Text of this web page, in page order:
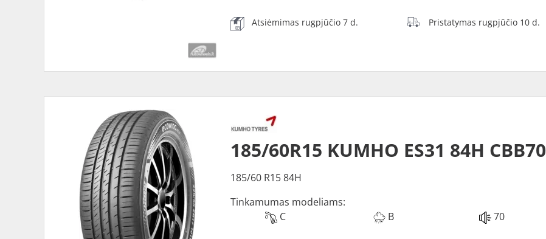
Atsiėmimas rugpjūčio 7 d. Pristatymas rugpjūčio 10 d.
185/60R15 KUMHO ES31 84H CBB70
185/60 R15 84H
Tinkamumas modeliams:
C
B 70